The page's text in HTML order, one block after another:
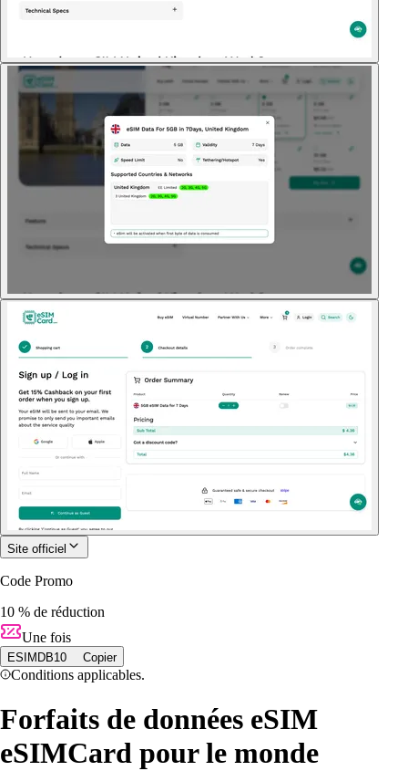
Site officiel
Code Promo
10 % de réduction
Une fois
ESIMDB10 Copier
Conditions applicables.
Forfaits de données eSIM
eSIMCard pour le monde